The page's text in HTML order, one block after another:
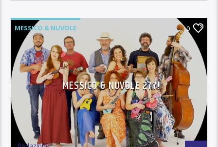
MESSICO & NUVOLE 0
MESSICO & NUVOLE 277!